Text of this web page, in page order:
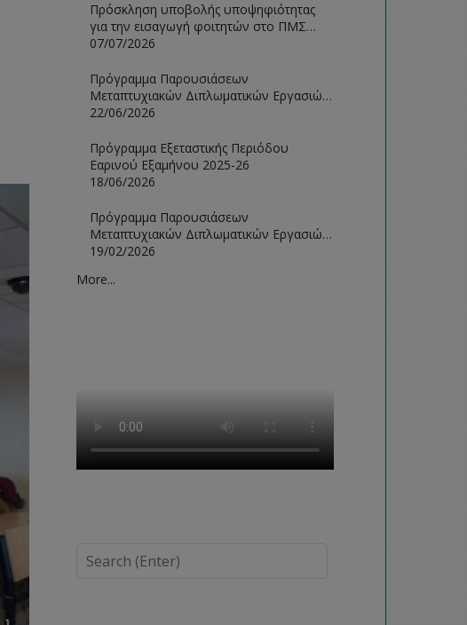
Πρόσκληση υποβολής υποψηφιότητας
για την εισαγωγή φοιτητών στο ΠΜΣ
Ευφυείς Τεχνολογίες Διαδικτύου 2026-
07/07/2026
Πρόγραμμα Παρουσιάσεων
Μεταπτυχιακών Διπλωματικών Εργασιών
Ιούνιος 2026
22/06/2026
Πρόγραμμα Εξεταστικής Περιόδου
Εαρινού Εξαμήνου 2025-26
18/06/2026
Πρόγραμμα Παρουσιάσεων
Μεταπτυχιακών Διπλωματικών Εργασιών
Φεβρουάριου 2026
19/02/2026
More...